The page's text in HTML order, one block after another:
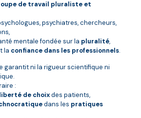
de travail pluraliste et
psychiatres, chercheurs,
mentale fondée sur la pluralité,
la confiance dans les professionnels.
garantit ni la rigueur scientifique ni
:
liberté de choixdes patients,
dans les pratiques